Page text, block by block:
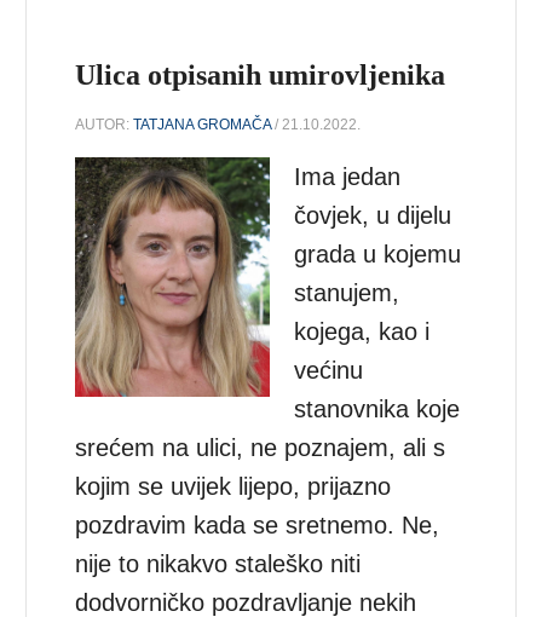
Ulica otpisanih umirovljenika
AUTOR:TATJANA GROMAČA/ 21.10.2022.
Ima jedan
čovjek, u dijelu
grada u kojemu
stanujem,
kojega, kao i
većinu
stanovnika koje
srećem na ulici, ne poznajem, ali s
kojim se uvijek lijepo, prijazno
pozdravim kada se sretnemo. Ne,
nije to nikakvo staleško niti
dodvorničko pozdravljanje nekih